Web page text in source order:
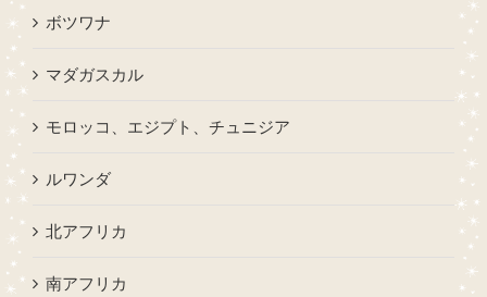
ボツワナ
マダガスカル
モロッコ、エジプト、チュニジア
ルワンダ
北アフリカ
南アフリカ